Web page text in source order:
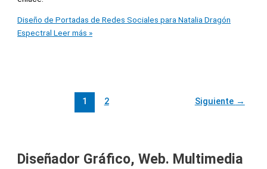
Diseño de Portadas de Redes Sociales para Natalia Dragón
Espectral Leer más »
1 2 Siguiente →
Diseñador Gráfico, Web. Multimedia